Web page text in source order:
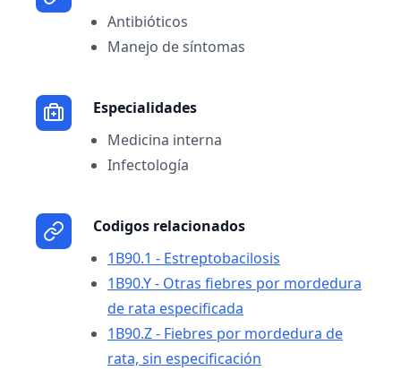
Antibióticos
Manejo de síntomas
Especialidades
Medicina interna
Infectología
Codigos relacionados
1B90.1 - Estreptobacilosis
1B90.Y - Otras fiebres por mordedura
de rata especificada
1B90.Z - Fiebres por mordedura de
rata, sin especificación